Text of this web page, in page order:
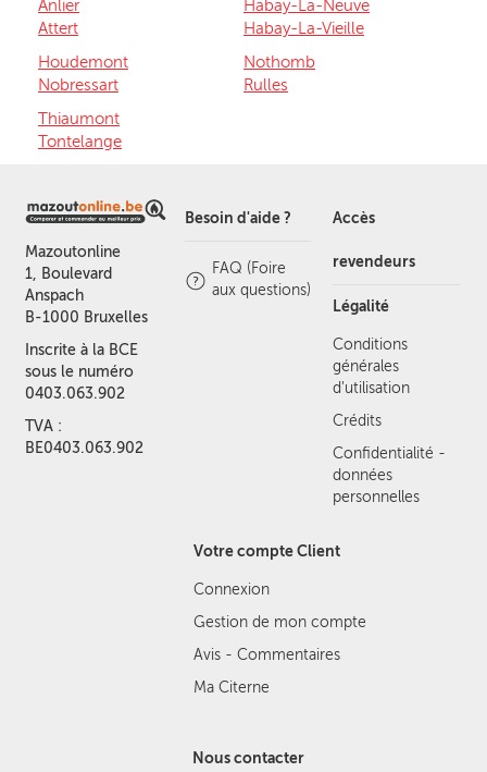
Anlier
Attert
Habay-La-Neuve
Habay-La-Vieille
Houdemont
Nobressart
Nothomb
Rulles
Thiaumont
Tontelange
Mazoutonline
1, Boulevard
Anspach
B-1000 Bruxelles
Inscrite à la BCE
sous le numéro
0403.063.902
TVA :
BE0403.063.902
Besoin d'aide ?
FAQ (Foire
aux questions)
Accès
revendeurs
Légalité
Conditions
générales
d'utilisation
Crédits
Confidentialité -
données
personnelles
Votre compte Client
Connexion
Gestion de mon compte
Avis - Commentaires
Ma Citerne
Nous contacter